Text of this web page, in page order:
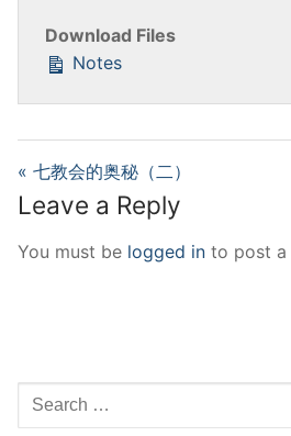
Download Files
Notes
« 七教会的奥秘（二）
Leave a Reply
You must be logged in to post a
Search
for: